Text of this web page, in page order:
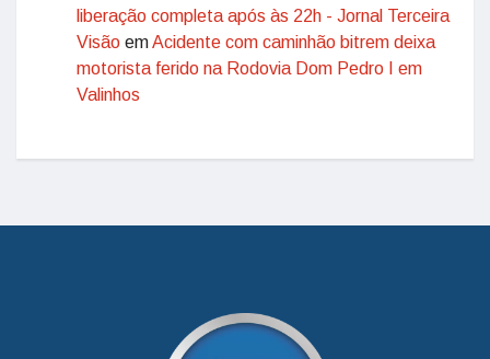
liberação completa após às 22h - Jornal Terceira
Visão emAcidente com caminhão bitrem deixa
motorista ferido na Rodovia Dom Pedro I em
Valinhos